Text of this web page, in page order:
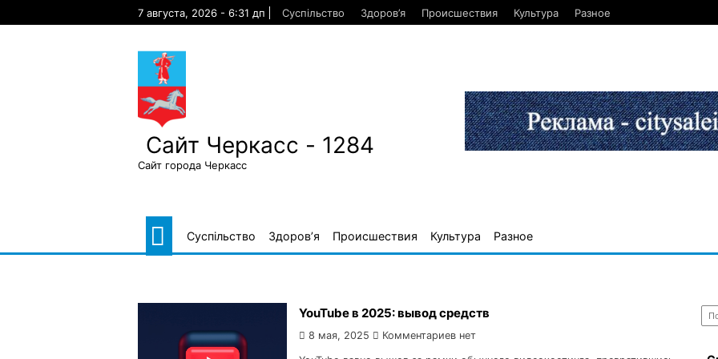
7 августа, 2026 - 6:31 дп Суспільство Здоров’я Происшествия Культура Разное
Сайт Черкасс - 1284
Сайт города Черкасс
Суспільство Здоров’я Происшествия Культура Разное
YouTube в 2025: вывод средств
8 мая, 2025 Комментариев нет